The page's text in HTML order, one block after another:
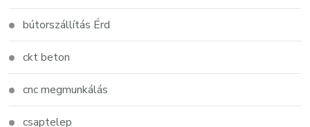
bútorszállítás Érd
ckt beton
cnc megmunkálás
csaptelep